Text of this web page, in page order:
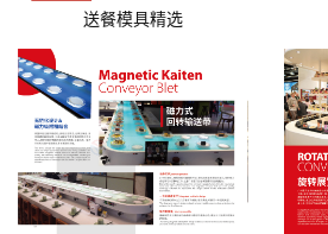
送餐模具精选